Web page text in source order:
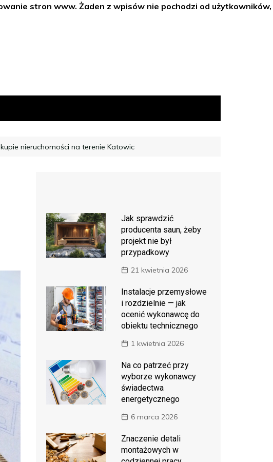
stron www. Żaden z wpisów nie pochodzi od użytkowników,
nieruchomości na terenie Katowic
Jak sprawdzić
producenta saun, żeby
projekt nie był
przypadkowy
21 kwietnia 2026
Instalacje przemysłowe
i rozdzielnie — jak
ocenić wykonawcę do
obiektu technicznego
1 kwietnia 2026
Na co patrzeć przy
wyborze wykonawcy
świadectwa
energetycznego
6 marca 2026
Znaczenie detali
montażowych w